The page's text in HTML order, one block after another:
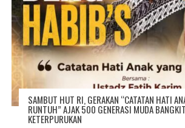
O
N
SAMBUT HUT RI, GERAKAN “CATATAN HATI
RUNTUH” AJAK 500 GENERASI MUDA
KETERPURUKAN